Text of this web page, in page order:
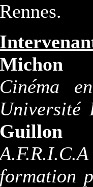
Rennes.
Michon
Cinéma
Université
Guillon
formation